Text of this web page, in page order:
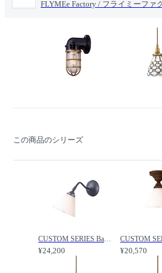
FLYMEe Factory / フライミーファ
この商品のシリーズ
CUSTOM SERIES Basic Long Wall Lamp S × Trans Jam / カスタムシリーズ ベーシックロングウォールランプ S × トランス（ジャム） / FLYMEe Factory / フライミーファクトリー
¥24,200 ¥20,570